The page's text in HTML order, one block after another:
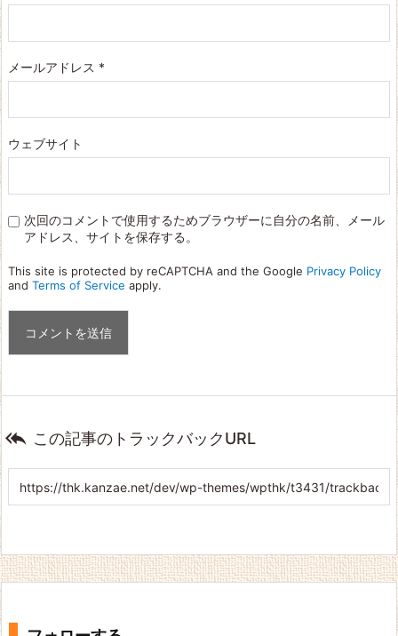
メールアドレス *
ウェブサイト
次回のコメントで使用するためブラウザーに自分の名前、メール
アドレス、サイトを保存する。
This site is protected by reCAPTCHA and the Google Privacy Policy
and Terms of Service apply.
 この記事のトラックバックURL